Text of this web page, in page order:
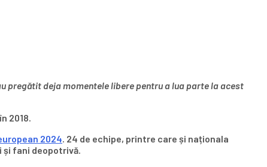
deja momentele libere pentru a lua parte la acest
2018.
2024. 24 de echipe, printre care și naționala
fani deopotrivă.